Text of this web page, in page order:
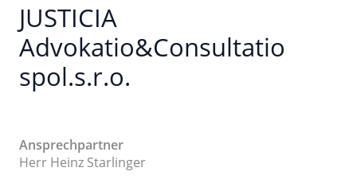
JUSTICIA
Advokatio&Consultatio
spol.s.r.o.
Ansprechpartner
Herr Heinz Starlinger